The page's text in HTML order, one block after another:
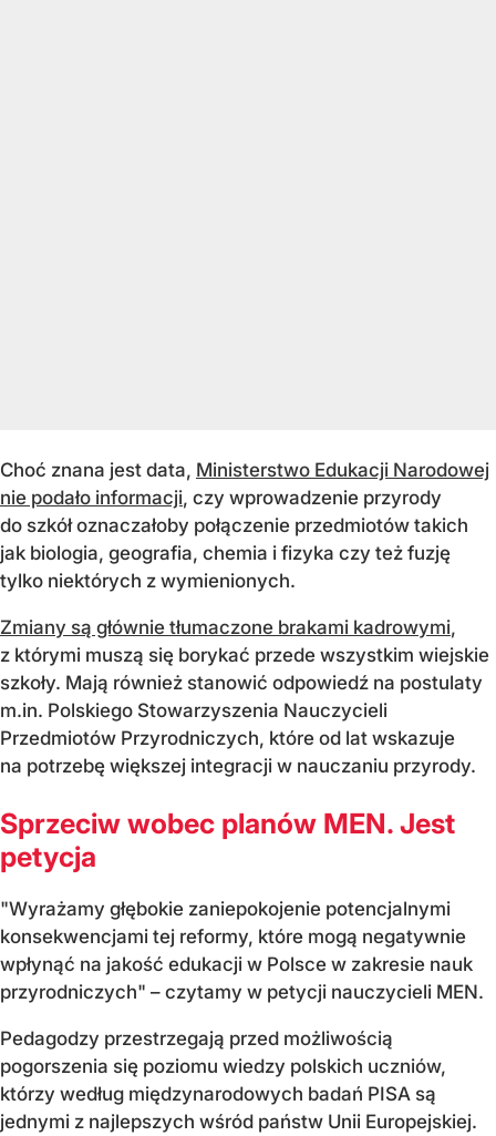
Choć znana jest data, Ministerstwo Edukacji Narodowej
nie podało informacji, czy wprowadzenie przyrody
do szkół oznaczałoby połączenie przedmiotów takich
jak biologia, geografia, chemia i fizyka czy też fuzję
tylko niektórych z wymienionych.
Zmiany są głównie tłumaczone brakami kadrowymi,
z którymi muszą się borykać przede wszystkim wiejskie
szkoły. Mają również stanowić odpowiedź na postulaty
m.in. Polskiego Stowarzyszenia Nauczycieli
Przedmiotów Przyrodniczych, które od lat wskazuje
na potrzebę większej integracji w nauczaniu przyrody.
Sprzeciw wobec planów MEN. Jest
petycja
"Wyrażamy głębokie zaniepokojenie potencjalnymi
konsekwencjami tej reformy, które mogą negatywnie
wpłynąć na jakość edukacji w Polsce w zakresie nauk
przyrodniczych" – czytamy w petycji nauczycieli MEN.
Pedagodzy przestrzegają przed możliwością
pogorszenia się poziomu wiedzy polskich uczniów,
którzy według międzynarodowych badań PISA są
jednymi z najlepszych wśród państw Unii Europejskiej.